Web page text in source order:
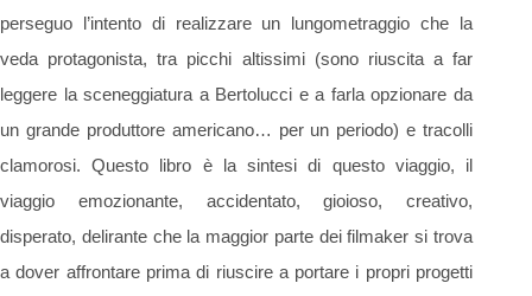
perseguo l’intento di realizzare un lungometraggio che la
veda protagonista, tra picchi altissimi (sono riuscita a far
leggere la sceneggiatura a Bertolucci e a farla opzionare da
un grande produttore americano… per un periodo) e tracolli
clamorosi. Questo libro è la sintesi di questo viaggio, il
viaggio emozionante, accidentato, gioioso, creativo,
disperato, delirante che la maggior parte dei filmaker si trova
a dover affrontare prima di riuscire a portare i propri progetti